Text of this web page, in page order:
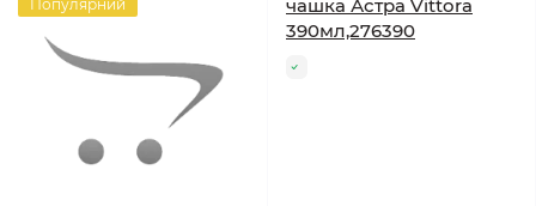
Популярний
чашка Астра Vittora
390мл,276390